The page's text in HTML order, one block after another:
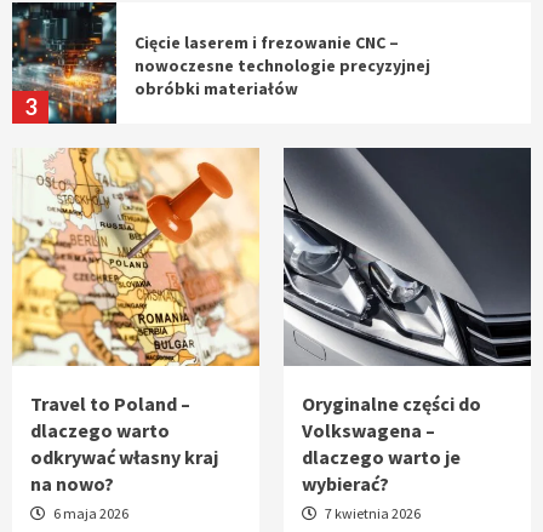
3
Cięcie laserem i frezowanie CNC –
nowoczesne technologie precyzyjnej
obróbki materiałów
4
Czy sztuczna inteligencja wyprze pracę
geodety w przyszłości?
5
Tworzenie aplikacji internetowych – jak
powstają nowoczesne rozwiązania cyfrowe
1
Travel to Poland – dlaczego warto odkrywać
własny kraj na nowo?
Travel to Poland –
dlaczego warto
odkrywać własny kraj
na nowo?
6 maja 2026
Oryginalne części do
Volkswagena –
dlaczego warto je
wybierać?
7 kwietnia 2026